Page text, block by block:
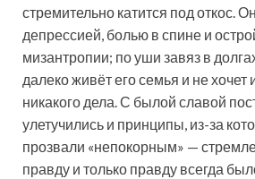
стремительно катится под откос.
депрессией, болью в спине и
мизантропии; по уши завяз в
далеко живёт его семья и не хочет
никакого дела. С былой славой
улетучились и принципы, из-за
прозвали «непокорным» —
правду и только правду всегда